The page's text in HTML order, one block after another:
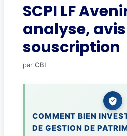
SCPI LF
analyse,
souscription
par CBI
COMMENT BIEN
DE GESTION DE